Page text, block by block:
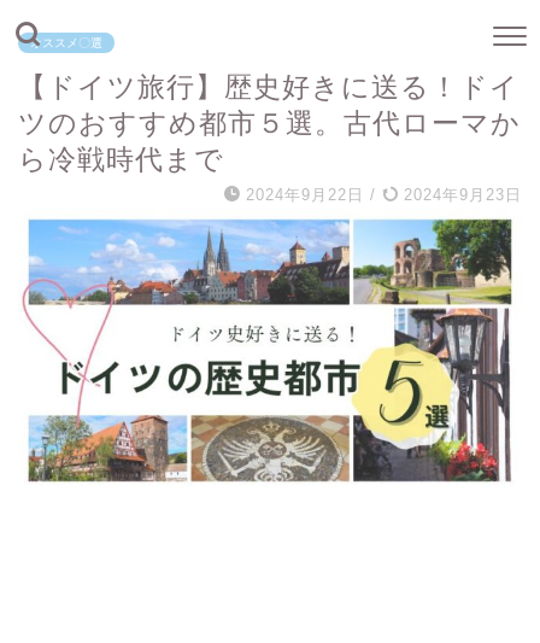
オススメ〇選
【ドイツ旅行】歴史好きに送る！ドイ
ツのおすすめ都市５選。古代ローマか
ら冷戦時代まで
2024年9月22日 / 2024年9月23日